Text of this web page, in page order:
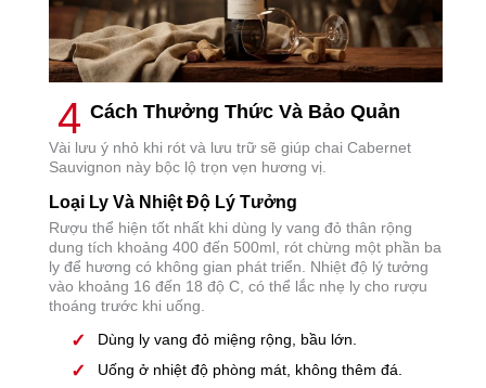
4 Cách Thưởng Thức Và Bảo Quản
Vài lưu ý nhỏ khi rót và lưu trữ sẽ giúp chai Cabernet
Sauvignon này bộc lộ trọn vẹn hương vị.
Loại Ly Và Nhiệt Độ Lý Tưởng
Rượu thể hiện tốt nhất khi dùng ly vang đỏ thân rộng
dung tích khoảng 400 đến 500ml, rót chừng một phần ba
ly để hương có không gian phát triển. Nhiệt độ lý tưởng
vào khoảng 16 đến 18 độ C, có thể lắc nhẹ ly cho rượu
thoáng trước khi uống.
Dùng ly vang đỏ miệng rộng, bầu lớn.
Uống ở nhiệt độ phòng mát, không thêm đá.